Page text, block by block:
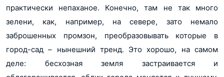
25 (Корпус Б1, Б2, Б3 (2 очередь))
6-7-9 (Корпус М4 - М7 (2 очередь))
Показать еще...
Отделка от
застройщика
Без отделки (Корпус Л1, Л2, Т4, Т5 (1
Без отделки/С отделкой (Корпус Т2, Т3 (1
очередь))
Без отделки (Корпус М1 - М3 (2 очередь))
Без отделки/С отделкой (Корпус Б1, Б2, Б3
практически непаханое. Конечно, там не так много
зелени, как, например, на севере, зато немало
заброшенных промзон, преобразовывать которые в
город-сад – нынешний тренд. Это хорошо, на самом
деле: бесхозная земля застраивается и